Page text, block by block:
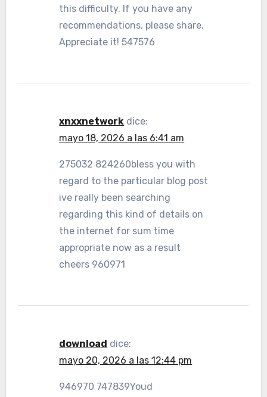
this difficulty. If you have any
recommendations, please share.
Appreciate it! 547576
xnxxnetwork dice:
mayo 18, 2026 a las 6:41 am
275032 824260bless you with
regard to the particular blog post
ive really been searching
regarding this kind of details on
the internet for sum time
appropriate now as a result
cheers 960971
download dice:
mayo 20, 2026 a las 12:44 pm
946970 747839Youd